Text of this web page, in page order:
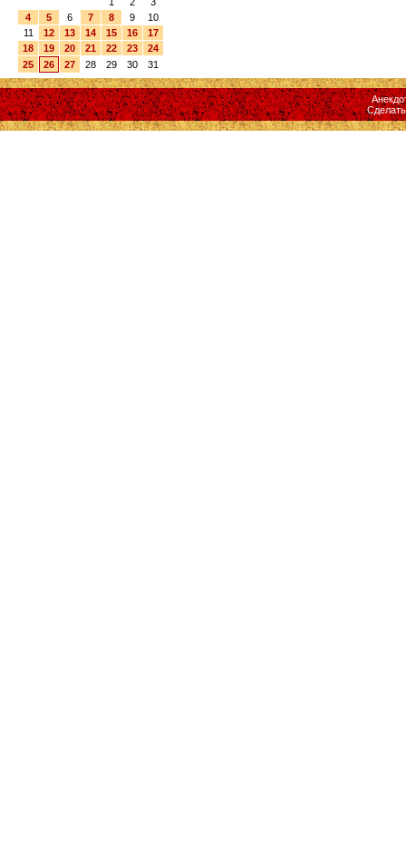
4
5 6 7 8 9
10
11
12 13 14 15 16
17
18
19 20 21 22 23
24
25
26 27 28 29 30 31